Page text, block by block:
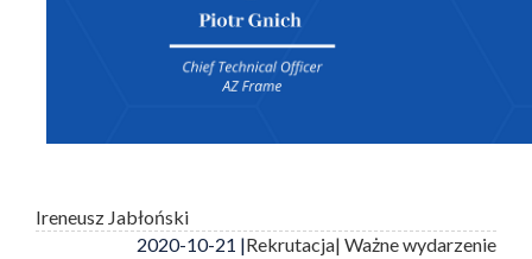
Ireneusz Jabłoński
2020-10-21 |Rekrutacja| Ważne wydarzenie